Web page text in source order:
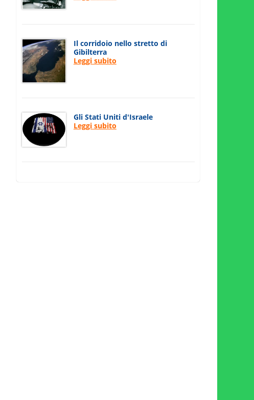
Il corridoio nello stretto di
Gibilterra
Leggi subito
Gli Stati Uniti d'Israele
Leggi subito